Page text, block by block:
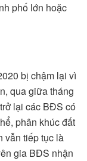
phố lớn hoặc
bị chậm lại vì
qua giữa tháng
lại các BĐS có
phân khúc đất
vẫn tiếp tục là
gia BĐS nhận